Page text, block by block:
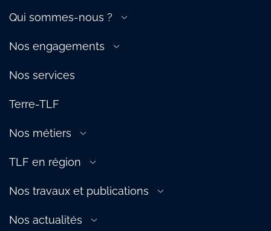
Qui sommes-nous ?
Gouvernance
Nos équipes
Écosystème
Nos engagements
Compétitivité de la filière
Attractivité de la filière
Nos services
Terre-TLF
Nos métiers
Douane
Ferroviaire
Maritime
TLF en région
TLF Ile-de-France, Centre & Ouest
TLF Normandie
Nos travaux et publications
Logistique urbaine : notre Manifeste
Nos actualités